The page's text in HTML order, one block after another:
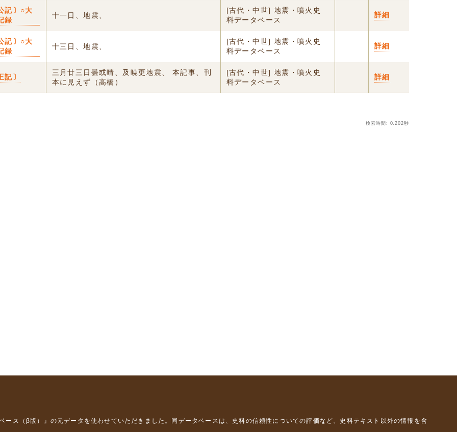
記〕○大
録
十一日、地震、
[古代・中世] 地震・噴火史
料データベース
詳細
記〕○大
録
十三日、地震、
[古代・中世] 地震・噴火史
料データベース
詳細
記〕
三月廿三日曇或晴、及暁更地震、 本記事、刊
本に見えず（高橋）
[古代・中世] 地震・噴火史
料データベース
詳細
検索時間: 0.202秒
ース（β版）』 の元データを使わせていただきました。同データベースは、史料の信頼性についての評価など、史料テキスト以外の情報を含